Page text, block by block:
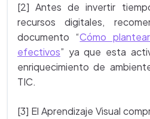
[2] Antes de invertir
recursos digitales,
documento “Cómo
efectivos” ya que esta
enriquecimiento de
TIC.
[3] El Aprendizaje Visual